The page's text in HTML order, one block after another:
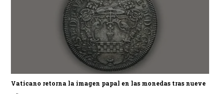
Vaticano retorna la imagen papal en las monedas tras nueve